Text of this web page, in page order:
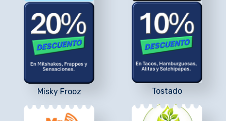
Misky Frooz Tostado